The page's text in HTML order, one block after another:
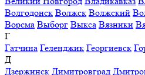
Волгодонск Волжск Волжский
Ворсма Выборг Выкса Вязники
Г
Гатчина Геленджик Георгиевск
Д
Дзержинск Димитровград